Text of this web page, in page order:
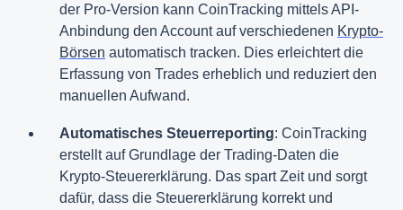
der Pro-Version kann CoinTracking mittels API-
Anbindung den Account auf verschiedenen Krypto-
Börsen automatisch tracken. Dies erleichtert die
Erfassung von Trades erheblich und reduziert den
manuellen Aufwand.
Automatisches Steuerreporting: CoinTracking
erstellt auf Grundlage der Trading-Daten die
Krypto-Steuererklärung. Das spart Zeit und sorgt
dafür, dass die Steuererklärung korrekt und